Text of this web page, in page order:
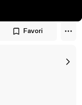
Favori